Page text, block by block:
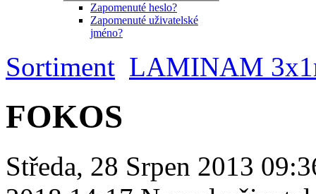
Zapomenuté heslo?
Zapomenuté uživatelské
jméno?
Sortiment LAMINAM
FOKOS
Středa, 28 Srpen 2013